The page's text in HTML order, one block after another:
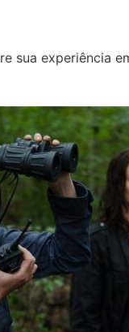
sua experiência